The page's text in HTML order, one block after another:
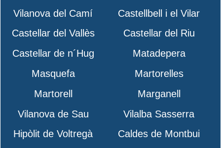
Vilanova del Camí
Castellbell i el Vilar
Castellar del Vallès
Castellar del Riu
Castellar de n´Hug
Matadepera
Masquefa
Martorelles
Martorell
Marganell
Vilanova de Sau
Vilalba Sasserra
Hipòlit de Voltregà
Caldes de Montbui